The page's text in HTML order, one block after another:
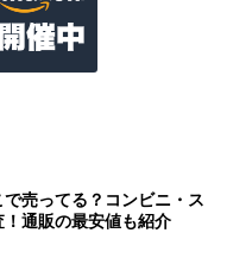
売ってる？コンビニ・ス
通販の最安値も紹介